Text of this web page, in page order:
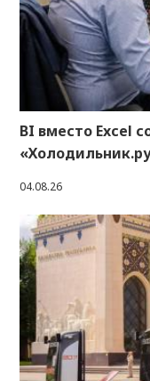
BI вместо Excel
04.08.26